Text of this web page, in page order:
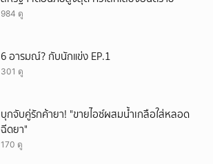
984 ดู
6 อารมณ์? กับนักแข่ง EP.1
301 ดู
บุกจับคู่รักค้ายา! "ขายไอซ์ผสมน้ำเกลือใส่หลอด
ฉีดยา"
170 ดู